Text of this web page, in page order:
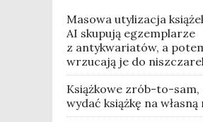
Masowa utylizacja
AI skupują egzemplarze
z antykwariatów, a
wrzucają je do
Książkowe zrób-to-sam,
wydać książkę na własną